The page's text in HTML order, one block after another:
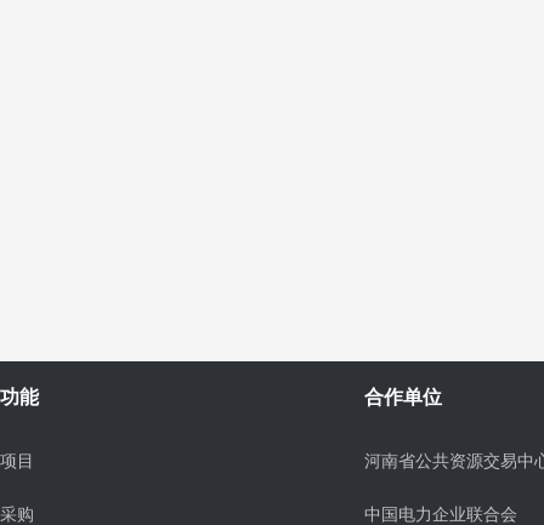
功能
项目
采购
合作单位
河南省公共资源交易中
中国电力企业联合会